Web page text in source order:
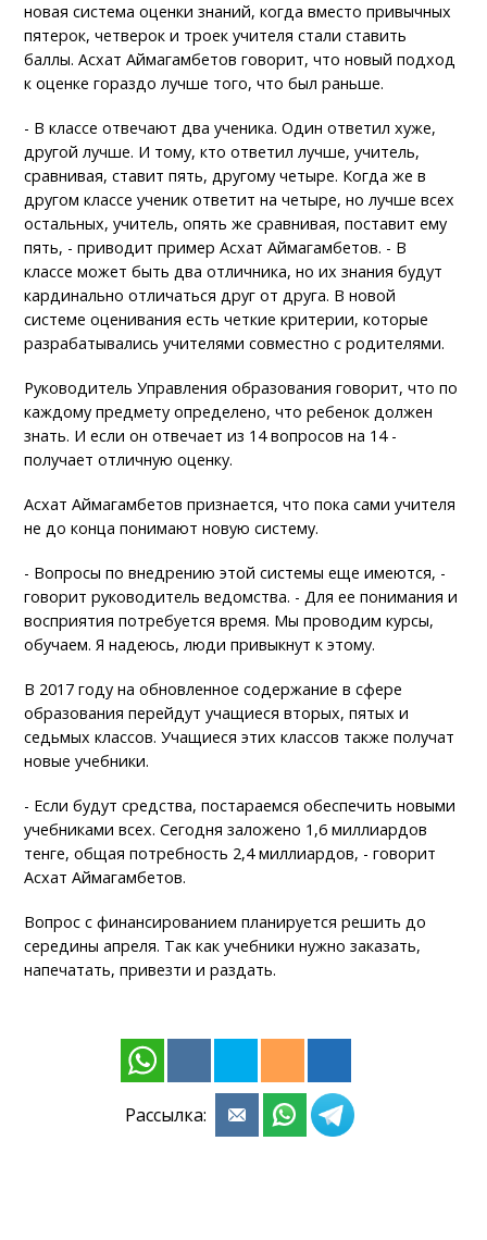
новая система оценки знаний, когда вместо привычных
пятерок, четверок и троек учителя стали ставить
баллы. Асхат Аймагамбетов говорит, что новый подход
к оценке гораздо лучше того, что был раньше.
- В классе отвечают два ученика. Один ответил хуже,
другой лучше. И тому, кто ответил лучше, учитель,
сравнивая, ставит пять, другому четыре. Когда же в
другом классе ученик ответит на четыре, но лучше всех
остальных, учитель, опять же сравнивая, поставит ему
пять, - приводит пример Асхат Аймагамбетов. - В
классе может быть два отличника, но их знания будут
кардинально отличаться друг от друга. В новой
системе оценивания есть четкие критерии, которые
разрабатывались учителями совместно с родителями.
Руководитель Управления образования говорит, что по
каждому предмету определено, что ребенок должен
знать. И если он отвечает из 14 вопросов на 14 -
получает отличную оценку.
Асхат Аймагамбетов признается, что пока сами учителя
не до конца понимают новую систему.
- Вопросы по внедрению этой системы еще имеются, -
говорит руководитель ведомства. - Для ее понимания и
восприятия потребуется время. Мы проводим курсы,
обучаем. Я надеюсь, люди привыкнут к этому.
В 2017 году на обновленное содержание в сфере
образования перейдут учащиеся вторых, пятых и
седьмых классов. Учащиеся этих классов также получат
новые учебники.
- Если будут средства, постараемся обеспечить новыми
учебниками всех. Сегодня заложено 1,6 миллиардов
тенге, общая потребность 2,4 миллиардов, - говорит
Асхат Аймагамбетов.
Вопрос с финансированием планируется решить до
середины апреля. Так как учебники нужно заказать,
напечатать, привезти и раздать.
Рассылка: